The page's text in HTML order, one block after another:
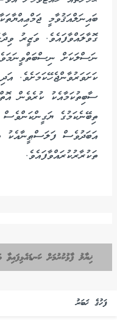
ބައިނަލްއަޤުވާމީ
ގޮވާލައްވާފައެވެ. ވަޒީރު
ނަސްލަކަށް
ކަށަވަރުވާންޖެހޭކަމަށެވެ.
ސާބިތުކަމާއެކު ކުރެވެން
ތިބޭނެކަމުގެ
އަބަދުވެސް
ތަކުރާރުކުރައްވާފައެވެ.
ޚިޔާލު ފާޅުކުރުމަށް
ފަހުގެ ޚަބަރު